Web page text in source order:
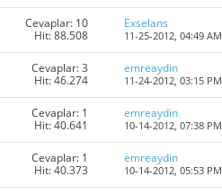
Cevaplar: 10
Hit: 88.508
Exselans
11-25-2012,04:49 AM
Cevaplar: 3
Hit: 46.274
emreaydin
11-24-2012,03:15 PM
Cevaplar: 1
Hit: 40.641
emreaydin
10-14-2012,07:38 PM
Cevaplar: 1
Hit: 40.373
emreaydin
10-14-2012,05:53 PM